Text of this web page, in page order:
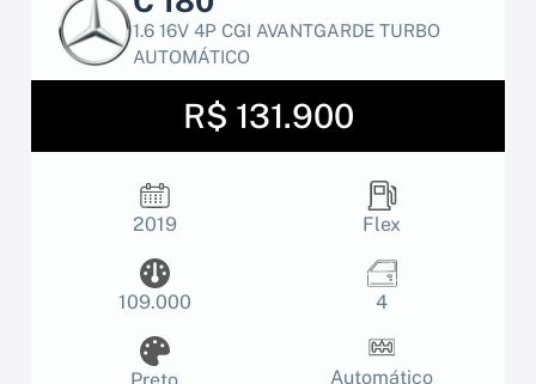
1.6 16V 4P CGI AVANTGARDE TURBO
AUTOMÁTICO
R$ 131.900
2019 Flex
109.000 4
Automático